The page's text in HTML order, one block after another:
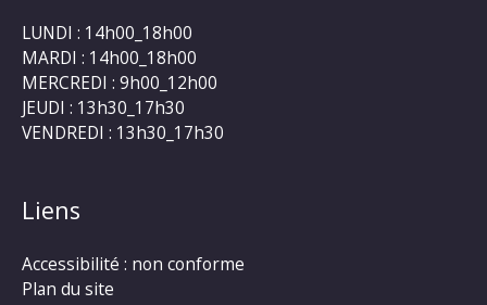
LUNDI : 14h00_18h00
MARDI : 14h00_18h00
MERCREDI : 9h00_12h00
JEUDI : 13h30_17h30
VENDREDI : 13h30_17h30
Liens
Accessibilité : non conforme
Plan du site